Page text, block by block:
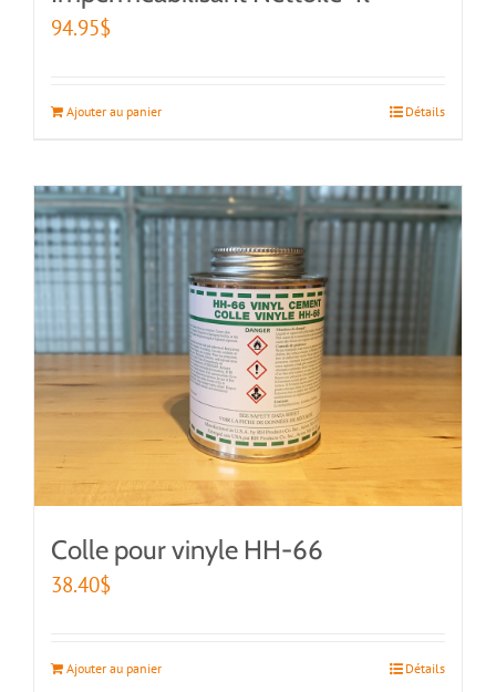
94.95$
Ajouter au panier Détails
Colle pour vinyle HH-66
38.40$
Ajouter au panier Détails